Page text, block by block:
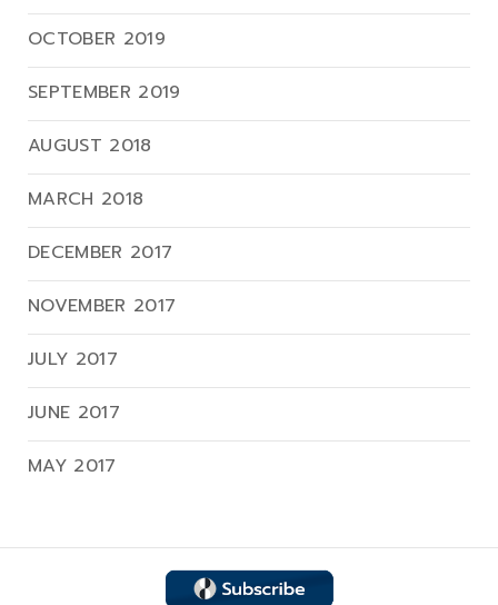
OCTOBER 2019
SEPTEMBER 2019
AUGUST 2018
MARCH 2018
DECEMBER 2017
NOVEMBER 2017
JULY 2017
JUNE 2017
MAY 2017